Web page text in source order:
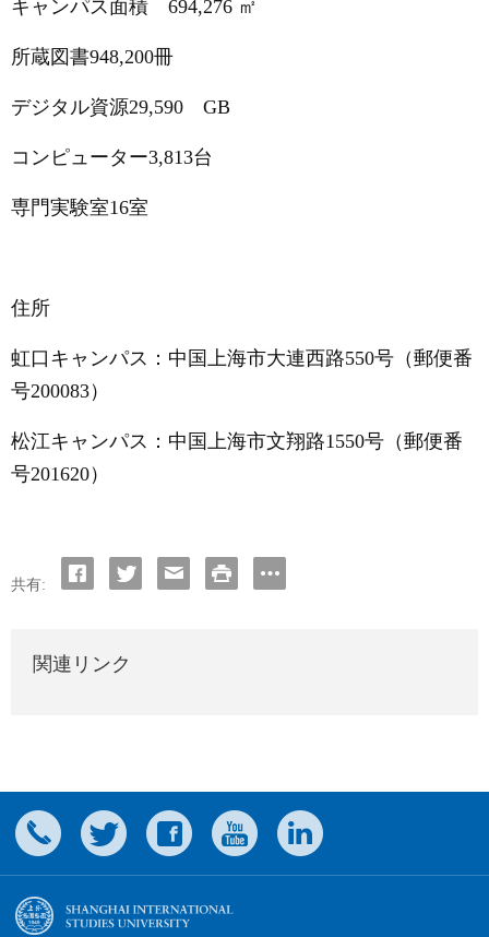
キャンパス面積 694,276 ㎡
所蔵図書948,200冊
デジタル資源29,590 GB
コンピューター3,813台
専門実験室16室
住所
虹口キャンパス：中国上海市大連西路550号（郵便番
号200083）
松江キャンパス：中国上海市文翔路1550号（郵便番
号201620）
共有:
関連リンク